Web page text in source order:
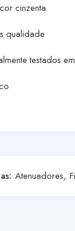
cinzenta
qualidade
testados
Atenuadores,